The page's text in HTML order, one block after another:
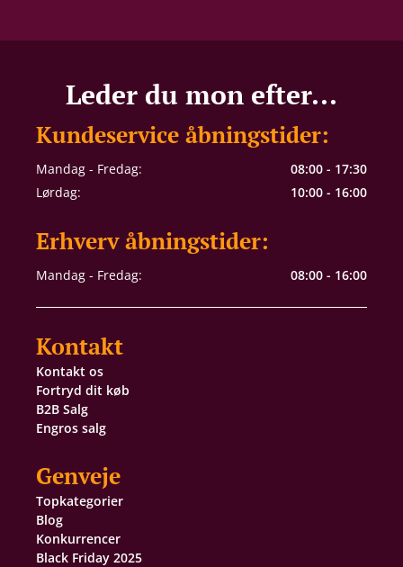
Leder du mon efter...
Kundeservice åbningstider:
Mandag - Fredag:
08:00 - 17:30
Lørdag:
10:00 - 16:00
Erhverv åbningstider:
Mandag - Fredag: 08:00 - 16:00
Kontakt
Kontakt os
Fortryd dit køb
B2B Salg
Engros salg
Genveje
Topkategorier
Blog
Konkurrencer
Black Friday 2025